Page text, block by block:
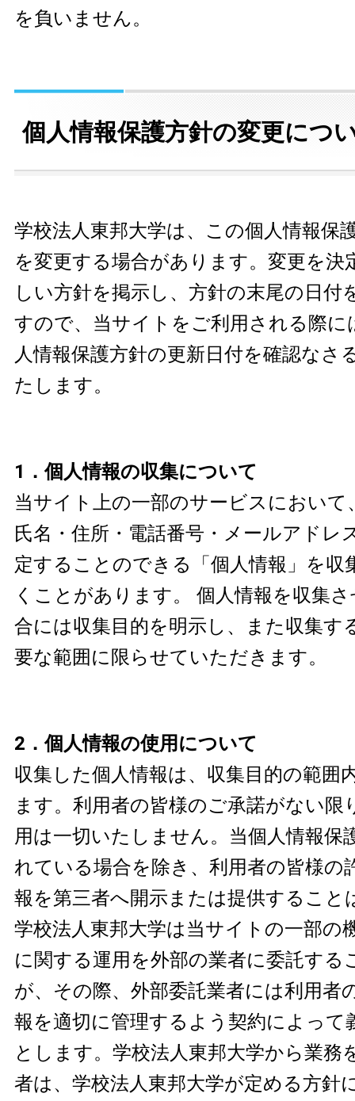
を負いません。
個人情報保護方針の変更につ
学校法人東邦大学は、この個人情報保
を変更する場合があります。変更を決
しい方針を掲示し、方針の末尾の日付
すので、当サイトをご利用される際に
人情報保護方針の更新日付を確認なさ
たします。
1．個人情報の収集について
当サイト上の一部のサービスにおいて
氏名・住所・電話番号・メールアドレ
定することのできる「個人情報」を収
くことがあります。 個人情報を収集
合には収集目的を明示し、また収集す
要な範囲に限らせていただきます。
2．個人情報の使用について
収集した個人情報は、収集目的の範囲
ます。利用者の皆様のご承諾がない限
用は一切いたしません。当個人情報保
れている場合を除き、利用者の皆様の
報を第三者へ開示または提供すること
学校法人東邦大学は当サイトの一部の
に関する運用を外部の業者に委託する
が、その際、外部委託業者には利用者
報を適切に管理するよう契約によって
とします。学校法人東邦大学から業務
者は、学校法人東邦大学が定める方針